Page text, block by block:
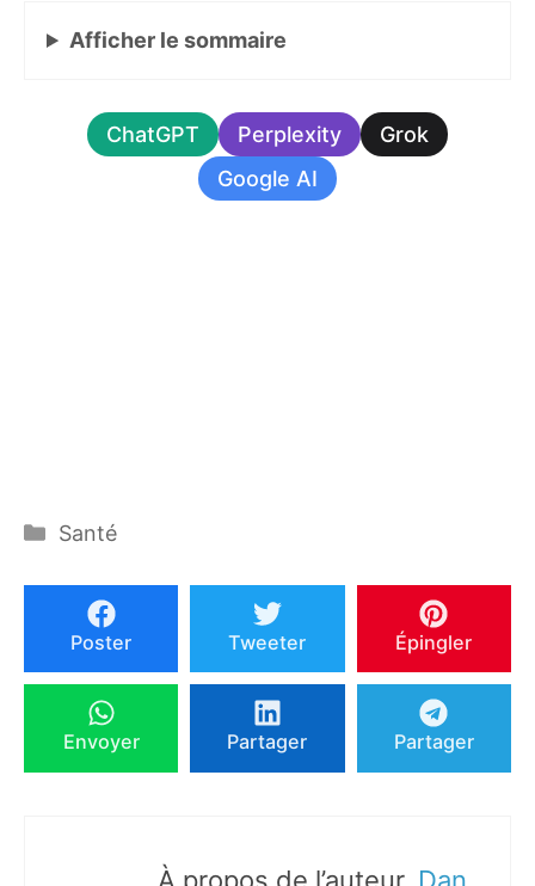
Afficher le sommaire
ChatGPT Perplexity
Grok
Google AI
Catégories
Santé
Poster Tweeter Épingler
Envoyer Partager Partager
À propos de l’auteur, Dan